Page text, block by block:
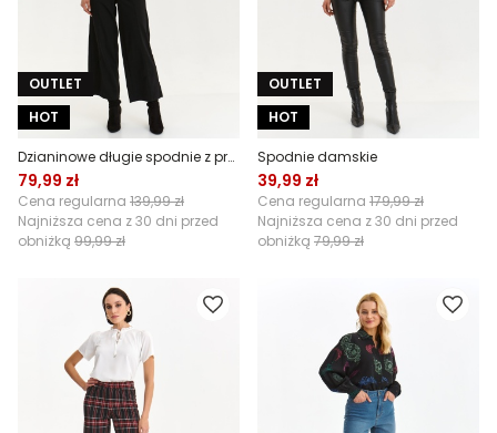
OUTLET
HOT
Dzianinowe długie spodnie z prostą nogawką
79,99 zł
Cena regularna 139,99 zł
Najniższa cena z 30 dni przed
obniżką 99,99 zł
OUTLET
HOT
Spodnie damskie
39,99 zł
Cena regularna 179,99 zł
Najniższa cena z 30 dni przed
obniżką 79,99 zł